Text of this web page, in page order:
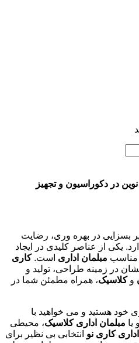
در دکوراسیون و تجهیز
بسزایی در بهره وری، رضایت
یکی از عناصر کلیدی در ایجاد
مناسب مبلمان اداری است.کاری
درخشان در زمینه طراحی، تولید و
وکلاسیک، همراه مطمئن شما در
خود هستید و می خواهید با
و یا مبلمان اداری کلاسیک، محیطی
کاری نو انتخابی بی نظیر برای